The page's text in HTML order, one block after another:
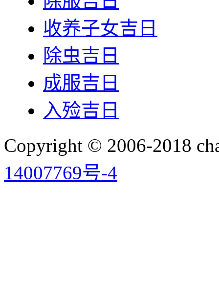
收养子女吉日
除虫吉日
成服吉日
入殓吉日
Copyright © 2006-2018
14007769号-4